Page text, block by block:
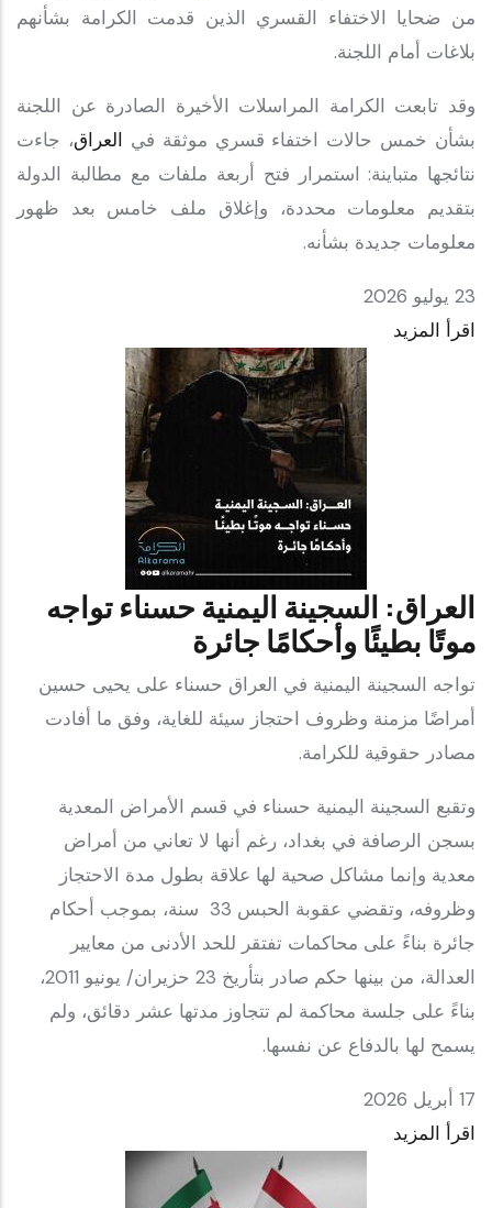
من ضحايا الاختفاء القسري الذين قدمت الكرامة بشأنهم
بلاغات أمام اللجنة.
وقد تابعت الكرامة المراسلات الأخيرة الصادرة عن اللجنة
بشأن خمس حالات اختفاء قسري موثقة في العراق، جاءت
نتائجها متباينة: استمرار فتح أربعة ملفات مع مطالبة الدولة
بتقديم معلومات محددة، وإغلاق ملف خامس بعد ظهور
معلومات جديدة بشأنه.
23 يوليو 2026
اقرأ المزيد
العراق: السجينة اليمنية حسناء تواجه
موتًا بطيئًا وأحكامًا جائرة
تواجه السجينة اليمنية في العراق حسناء على يحيى حسين
أمراضًا مزمنة وظروف احتجاز سيئة للغاية، وفق ما أفادت
مصادر حقوقية للكرامة.
وتقبع السجينة اليمنية حسناء في قسم الأمراض المعدية
بسجن الرصافة في بغداد، رغم أنها لا تعاني من أمراض
معدية وإنما مشاكل صحية لها علاقة بطول مدة الاحتجاز
وظروفه، وتقضي عقوبة الحبس 33 سنة، بموجب أحكام
جائرة بناءً على محاكمات تفتقر للحد الأدنى من معايير
العدالة، من بينها حكم صادر بتأريخ 23 حزيران/ يونيو 2011،
بناءً على جلسة محاكمة لم تتجاوز مدتها عشر دقائق، ولم
يسمح لها بالدفاع عن نفسها.
17 أبريل 2026
اقرأ المزيد